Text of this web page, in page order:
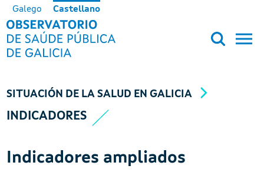
Pasar al contenido principal
Galego Castellano
OBSERVATORIO DE SALUD
SITUACIÓN DE LA SALUD EN GALICIA
INDICADORES
Indicadores ampliados